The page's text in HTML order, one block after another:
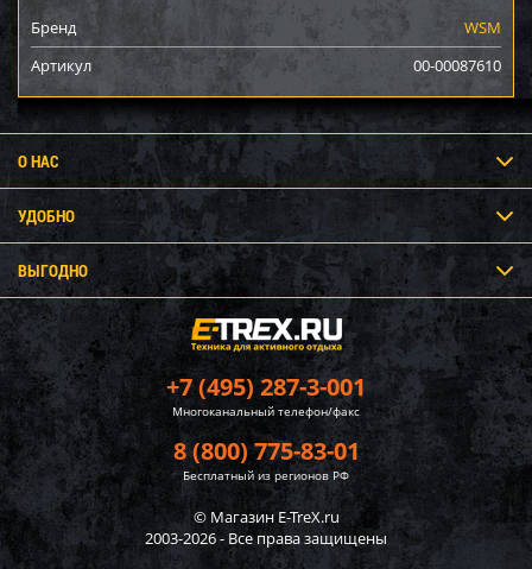
Бренд
WSM
Артикул
00-00087610
+7 (495) 287-3-001
Многоканальный телефон/факс
8 (800) 775-83-01
Бесплатный из регионов РФ
© Магазин E-TreX.ru
2003-2026 - Все права защищены
О НАС
УДОБНО
ВЫГОДНО